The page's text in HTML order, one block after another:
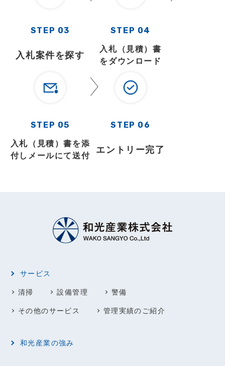
STEP 03
入札案件を探す
STEP 04
入札（見積）書
をダウンロード
STEP 05
入札（見積）書を添
付しメールにて送付
STEP 06
エントリー完了
サービス
清掃 設備管理 警備
その他のサービス 管理実績のご紹介
和光産業の強み